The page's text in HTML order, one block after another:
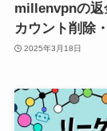
millenvpnの返
カウント削除
2025年3月18日